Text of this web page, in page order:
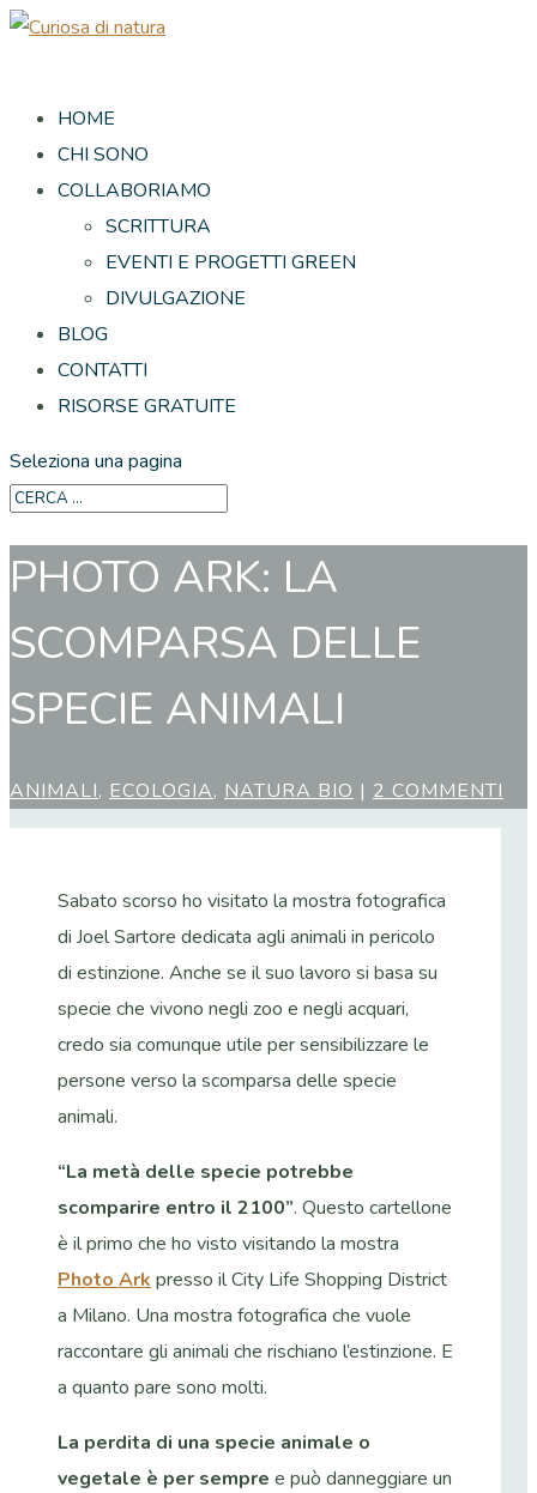
HOME
CHI SONO
COLLABORIAMO
SCRITTURA
EVENTI E PROGETTI GREEN
DIVULGAZIONE
BLOG
CONTATTI
RISORSE GRATUITE
Seleziona una pagina
PHOTO ARK: LA
SCOMPARSA DELLE
SPECIE ANIMALI
ANIMALI, ECOLOGIA, NATURA BIO | 2 COMMENTI
Sabato scorso ho visitato la mostra fotografica
di Joel Sartore dedicata agli animali in pericolo
di estinzione. Anche se il suo lavoro si basa su
specie che vivono negli zoo e negli acquari,
credo sia comunque utile per sensibilizzare le
persone verso la scomparsa delle specie
animali.
“La metà delle specie potrebbe
scomparire entro il 2100”. Questo cartellone
è il primo che ho visto visitando la mostra
Photo Ark presso il City Life Shopping District
a Milano. Una mostra fotografica che vuole
raccontare gli animali che rischiano l’estinzione. E
a quanto pare sono molti.
La perdita di una specie animale o
vegetale è per sempre e può danneggiare un